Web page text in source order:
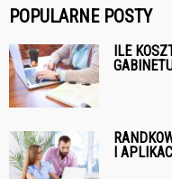
POPULARNE POSTY
ILE
I